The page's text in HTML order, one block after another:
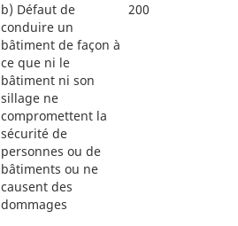
b) Défaut de
conduire un
bâtiment de façon à
ce que ni le
bâtiment ni son
sillage ne
compromettent la
sécurité de
personnes ou de
bâtiments ou ne
causent des
dommages
200